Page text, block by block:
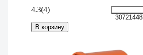
4.3(4)
30721448
В корзину